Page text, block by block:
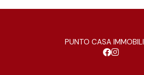
PUNTO CASA